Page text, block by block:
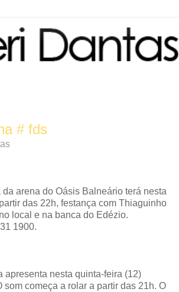
# fds
arena do Oásis Balneário terá nesta
das 22h, festança com Thiaguinho
local e na banca do Edézio.
1900.
apresenta nesta quinta-feira (12)
som começa a rolar a partir das 21h. O